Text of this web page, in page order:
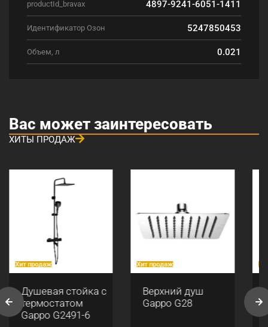
productId_bravax 4897-9241-6051-1411
Идентификатор Озон 5247850453
Объем, л 0.021
Вас может заинтересовать
ХИТЫ ПРОДАЖ
Хит продаж
Душевая стойка с
термостатом
Gappo G2491-6
Хит продаж
Верхний душ
Gappo G28